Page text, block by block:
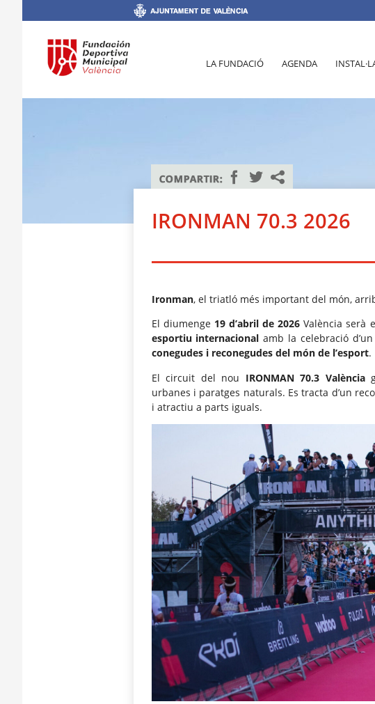
LA FUNDACIÓ AGENDA
IRONMAN 70.3 2026
Ironman, el triatló més important del món,
El diumenge 19 d’abril de 2026 València serà
esportiu internacional amb la celebració d’un
conegudes i reconegudes del món de l’esport.
El circuit del nou IRONMAN 70.3 València
urbanes i paratges naturals. Es tracta d’un
i atractiu a parts iguals.